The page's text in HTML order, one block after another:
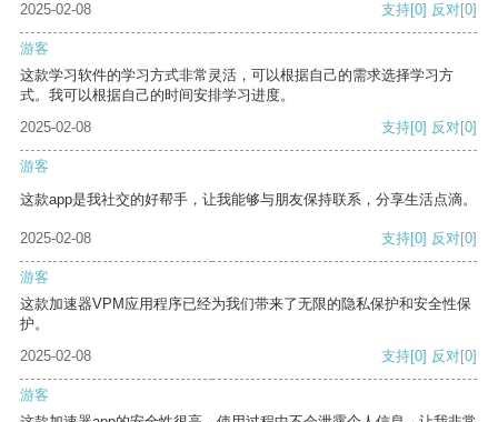
2025-02-08 支持[0] 反对[0]
游客
这款学习软件的学习方式非常灵活，可以根据自己的需求选择学习方
式。我可以根据自己的时间安排学习进度。
2025-02-08
支持[0] 反对[0]
游客
这款app是我社交的好帮手，让我能够与朋友保持联系，分享生活点滴。
2025-02-08 支持[0] 反对[0]
游客
这款加速器VPM应用程序已经为我们带来了无限的隐私保护和安全性保
护。
2025-02-08
支持[0] 反对[0]
游客